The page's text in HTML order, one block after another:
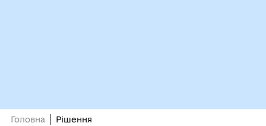
Головна Рішення